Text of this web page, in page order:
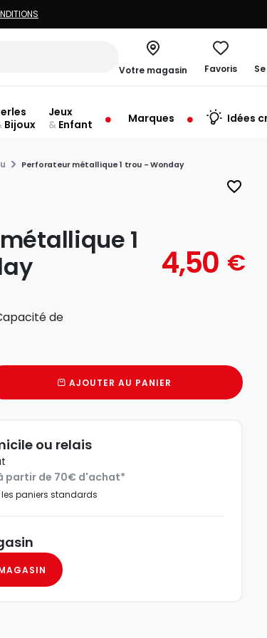
Votre magasin
Ferme à 19:30
Favoris
Bijoux
Jeux
& Enfant Marques Idées
Perforateur métallique 1 trou - Wonday
favorite_border
1
4,50 €
de
AJOUTER AU PANIER
ou relais
partir de 70€ d'achat*
paniers standards